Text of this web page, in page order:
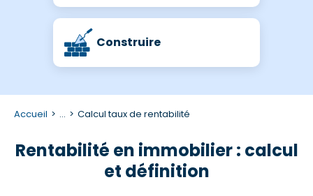
Construire
Accueil ... Calcul taux de rentabilité
Rentabilité en immobilier : calcul
et définition